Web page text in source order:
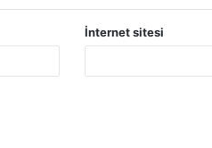
İnternet sitesi